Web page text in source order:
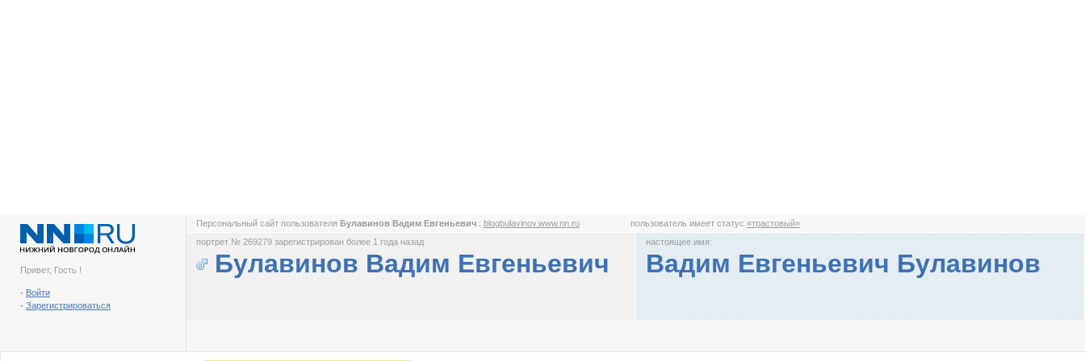
Привет, Гость !
- Войти
- Зарегистрироваться
Персональный сайт пользователя Булавинов Вадим Евгеньевич : blogbulavinov.www.nn.ru пользователь имеет статус«трастовый»
портрет № 269279 зарегистрирован более 1 года назад
Булавинов Вадим Евгеньевич
настоящее имя:
Вадим Евгеньевич Булавинов